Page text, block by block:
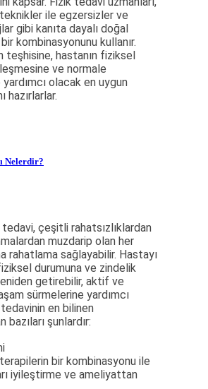
teknikler ile egzersizler ve
gibi kanıta dayalı doğal
kombinasyonunu kullanır.
teşhisine, hastanın fiziksel
ve normale
olacak en uygun
hazırlarlar.
Nelerdir?
çeşitli rahatsızlıklardan
muzdarip olan her
rahatlama sağlayabilir. Hastayı
durumuna ve zindelik
getirebilir, aktif ve
sürmelerine yardımcı
en bilinen
bazıları şunlardır:
bir kombinasyonu ile
iyileştirme ve ameliyattan